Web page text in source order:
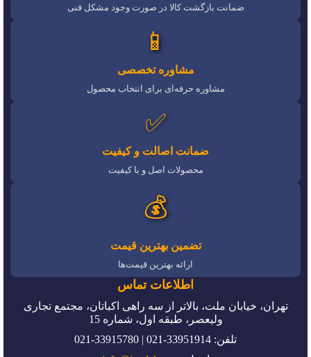
ضمانت بازگشت کالا در صورت وجود مشکل فنی
📱
مشاوره تخصصی
مشاوره حرفه‌ای برای انتخاب محصول
✅
ضمانت اصالت و کیفیت
محصولات اصل و با کیفیت
💰
تضمین بهترین قیمت
ارائه بهترین قیمت‌ها
اطلاعات تماس
تهران، خیابان ملت، بالاتر از سه راهی اکباتان، مجتمع تجاری
ولیعصر، طبقه اول، شماره 15
تلفن: 33951914-021 | 33915780-021